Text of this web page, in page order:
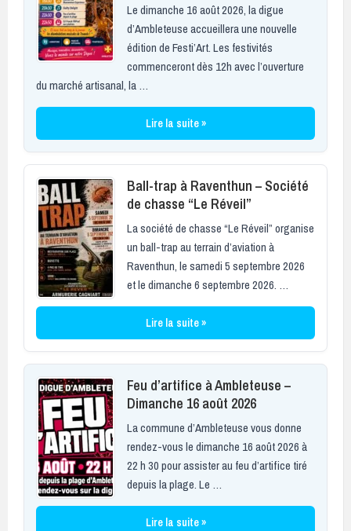
Le dimanche 16 août 2026, la digue
d’Ambleteuse accueillera une nouvelle
édition de Festi’Art. Les festivités
commenceront dès 12h avec l’ouverture
du marché artisanal, la …
Lire la suite »
Ball-trap à Raventhun – Société
de chasse “Le Réveil”
La société de chasse “Le Réveil” organise
un ball-trap au terrain d’aviation à
Raventhun, le samedi 5 septembre 2026
et le dimanche 6 septembre 2026. …
Lire la suite »
Feu d’artifice à Ambleteuse –
Dimanche 16 août 2026
La commune d’Ambleteuse vous donne
rendez-vous le dimanche 16 août 2026 à
22 h 30 pour assister au feu d’artifice tiré
depuis la plage. Le …
Lire la suite »